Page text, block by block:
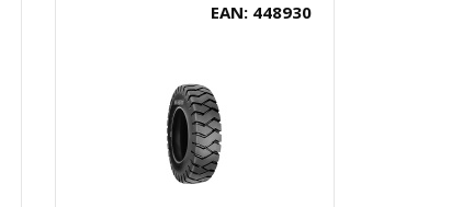
EAN: 448930